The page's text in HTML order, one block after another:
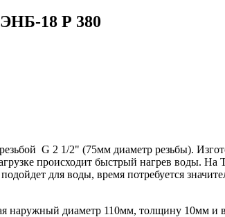
18 Р 380
G 2 1/2" (75мм диаметр резьбы).
происходит быстрый нагрев воды. На
для воды, время потребуется
наружный диаметр 110мм, толщину 10мм